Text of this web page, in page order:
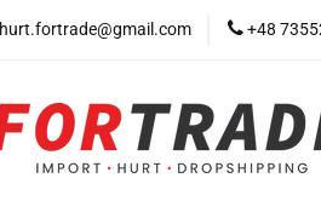
hurt.fortrade@gmail.com +48
Kategorie
Warunki